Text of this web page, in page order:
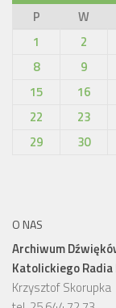
P
W
1
2
8
9
15
16
22
23
29
30
O NAS
Archiwum
Katolickiego
Krzysztof Skorupka